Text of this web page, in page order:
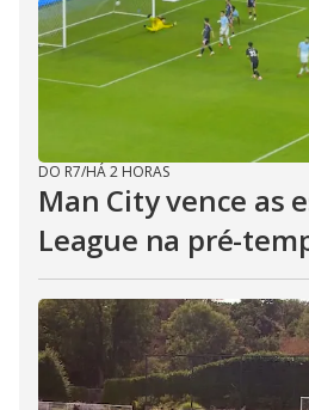
DO R7/HÁ 2 HORAS
Man City vence as
League na pré-